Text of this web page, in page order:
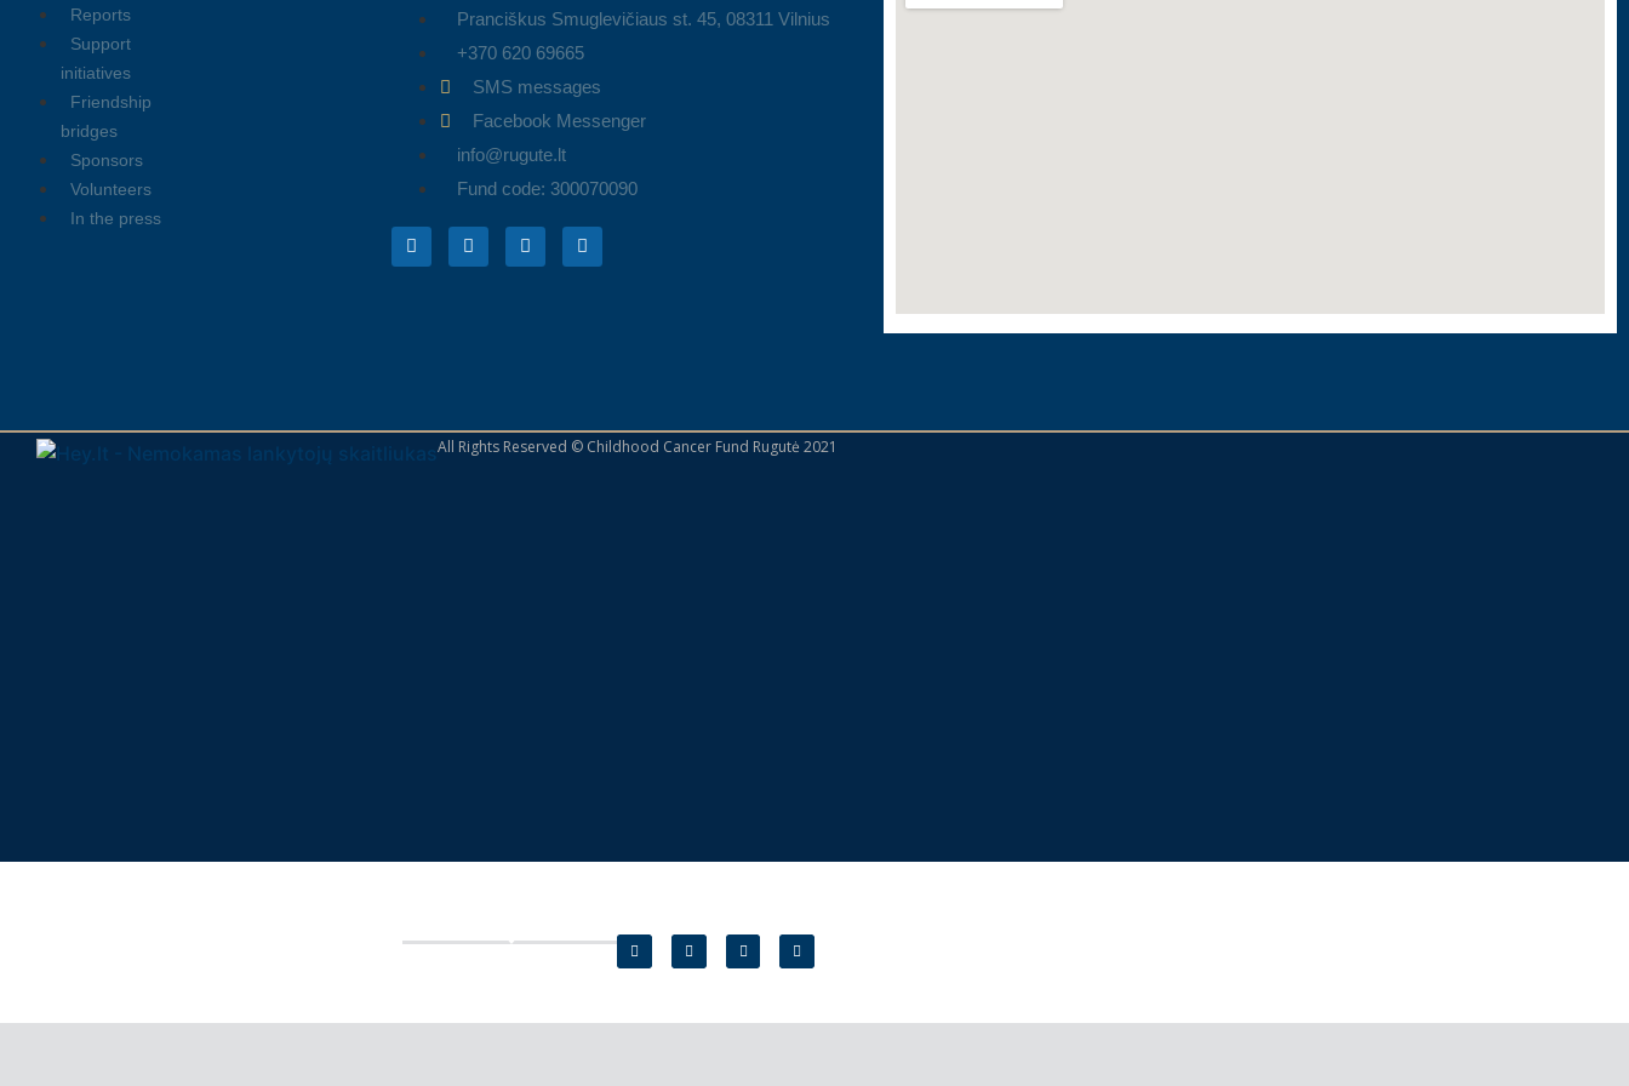
Reports
Support
initiatives
Friendship
bridges
Sponsors
Volunteers
In the press
Pranciškus Smuglevičiaus st. 45, 08311 Vilnius
+370 620 69665
SMS messages
Facebook Messenger
info@rugute.lt
Fund code: 300070090
All Rights Reserved © Childhood Cancer Fund Rugutė 2021